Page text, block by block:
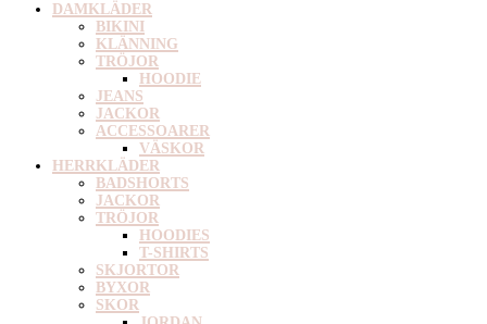
DAMKLÄDER
BIKINI
KLÄNNING
TRÖJOR
HOODIE
JEANS
JACKOR
ACCESSOARER
VÄSKOR
HERRKLÄDER
BADSHORTS
JACKOR
TRÖJOR
HOODIES
T-SHIRTS
SKJORTOR
BYXOR
SKOR